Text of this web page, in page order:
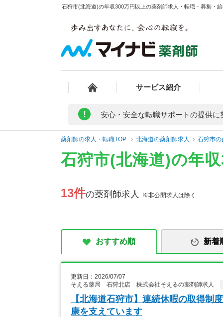
石狩市(北海道)の年収300万円以上の薬剤師求人・転職・募集・
サービス紹介
! 安心・安全な転職サポートの提供に
薬剤師の求人・転職TOP 北海道の薬剤師求人 石狩市の
石狩市(北海道)の年
13件の薬剤師求人 ※非公開求人は除く
おすすめ順 新着
更新日：2026/07/07
そえる薬局 石狩北店 株式会社そえるの薬剤師求人
【北海道石狩市】連続休暇の取得制
康を支えています